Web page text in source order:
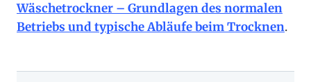
Wäschetrockner – Grundlagen des normalen
Betriebs und typische Abläufe beim Trocknen.